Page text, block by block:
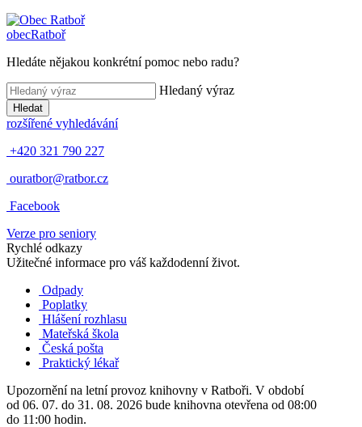
obecRatboř
Hledáte nějakou konkrétní pomoc nebo radu?
Hledaný výraz
Hledat
rozšířené vyhledávání
+420 321 790 227
ouratbor@ratbor.cz
Facebook
Verze pro seniory
Rychlé odkazy
Užitečné informace pro váš každodenní život.
Odpady
Poplatky
Hlášení rozhlasu
Mateřská škola
Česká pošta
Praktický lékař
Upozornění na letní provoz knihovny v Ratboři. V období
od 06. 07. do 31. 08. 2026 bude knihovna otevřena od 08:00
do 11:00 hodin.